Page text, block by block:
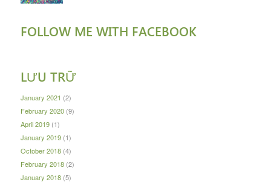
FOLLOW ME WITH FACEBOOK
LƯU TRỮ
January 2021 (2)
February 2020(9)
April 2019(1)
January 2019(1)
October 2018(4)
February 2018(2)
January 2018(5)